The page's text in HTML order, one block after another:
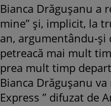
Bianca Drăgușanu a
mine” și, implicit, la
an, argumentându-și
petreacă mai mult
prea mult timp
Bianca Drăgușanu
Express ” difuzat de